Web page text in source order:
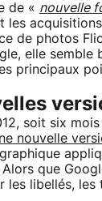
de « nouvelle
les
de photos
elle semble
principaux
soit six
nouvelle
Alors que
les libellés,